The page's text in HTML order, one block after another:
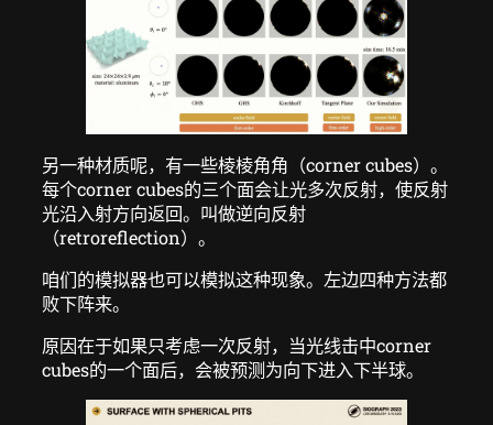
另一种材质呢，有一些棱棱角角（corner cubes）。
每个corner cubes的三个面会让光多次反射，使反射
光沿入射方向返回。叫做逆向反射
（retroreflection）。
咱们的模拟器也可以模拟这种现象。左边四种方法都
败下阵来。
原因在于如果只考虑一次反射，当光线击中corner
cubes的一个面后，会被预测为向下进入下半球。